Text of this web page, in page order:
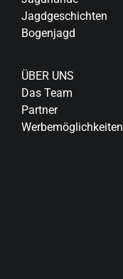
Jagdgeschichten
Bogenjagd
ÜBER UNS
Das Team
Partner
Werbemöglichkeiten